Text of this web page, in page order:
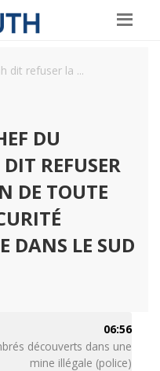
dit refuser la ...
DU
REFUSER
DE TOUTE
DANS LE SUD
06:56
découverts dans une
mine illégale (police)